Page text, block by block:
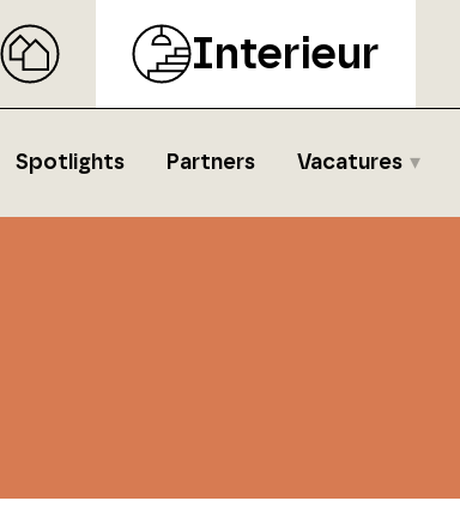
Interieur
Spotlights Partners Vacatures